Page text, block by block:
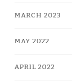
MARCH 2023
MAY 2022
APRIL 2022